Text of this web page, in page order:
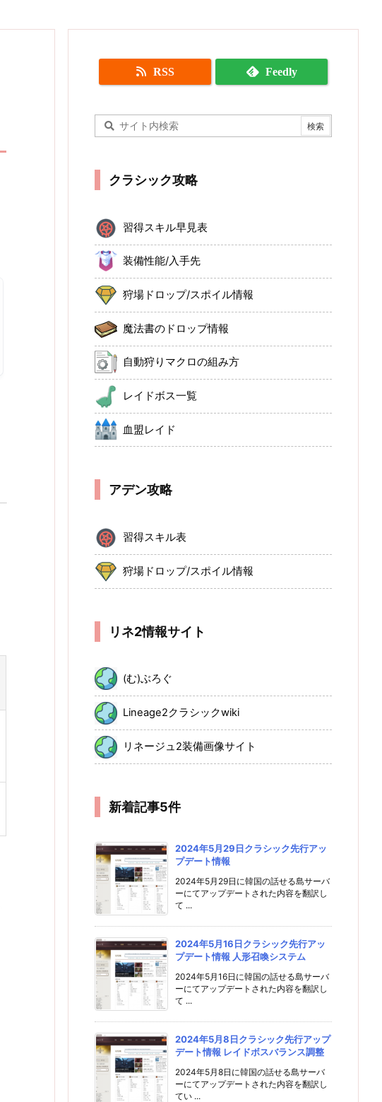
RSS Feedly
クラシック攻略
習得スキル早見表
装備性能/入手先
狩場ドロップ/スポイル情報
魔法書のドロップ情報
自動狩りマクロの組み方
レイドボス一覧
血盟レイド
アデン攻略
習得スキル表
狩場ドロップ/スポイル情報
リネ2情報サイト
(む)ぶろぐ
Lineage2クラシックwiki
リネージュ2装備画像サイト
新着記事5件
2024年5月29日クラシック先行アッ
プデート情報
2024年5月29日に韓国の話せる島サーバ
ーにてアップデートされた内容を翻訳し
て ...
2024年5月16日クラシック先行アッ
プデート情報 人形召喚システム
2024年5月16日に韓国の話せる島サーバ
ーにてアップデートされた内容を翻訳し
て ...
2024年5月8日クラシック先行アップ
デート情報 レイドボスバランス調整
2024年5月8日に韓国の話せる島サーバ
ーにてアップデートされた内容を翻訳し
てい ...